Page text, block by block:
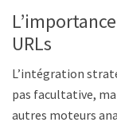
URLs
L’intégration
pas facultative,
autres moteurs